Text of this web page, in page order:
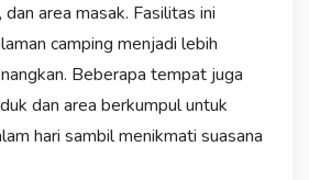
area masak. Fasilitas ini
camping menjadi lebih
Beberapa tempat juga
dan area berkumpul untuk
hari sambil menikmati suasana